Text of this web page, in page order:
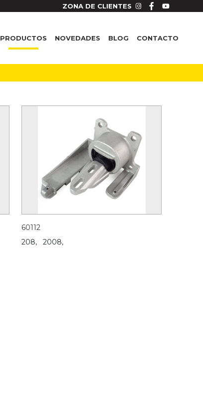
ZONA DE CLIENTES
PRODUCTOS NOVEDADES BLOG CONTACTO
60112
208,
2008,